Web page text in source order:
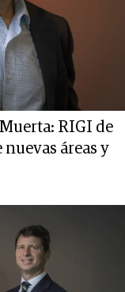
RIGI de
áreas y